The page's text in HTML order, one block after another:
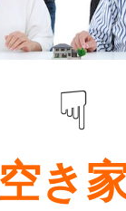
☟
空き